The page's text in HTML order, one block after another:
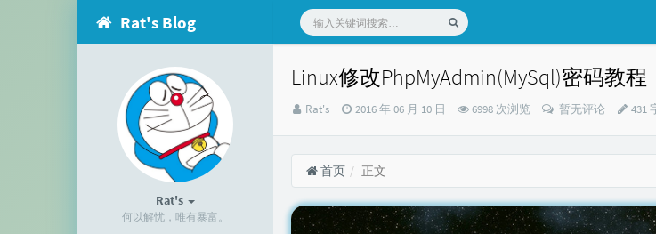
Rat's Blog
Rat's
何以解忧，唯有暴富。
Linux修改PhpMyAdmin(MySql)密码教程
博
Rat's
发
时
间：
2016 年 06 月 10 日 6998 次浏览 暂无评论 431
首页 正文